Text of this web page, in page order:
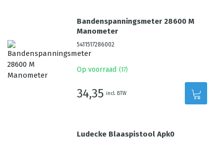
Bandenspanningsmeter 28600 M
Manometer
5411517286002
Op voorraad (17)
34,35 incl. BTW
Ludecke Blaaspistool Apk0